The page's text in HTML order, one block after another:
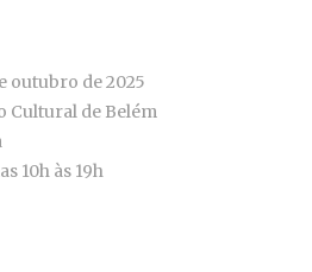
outubro de 2025
Cultural de Belém
10h às 19h